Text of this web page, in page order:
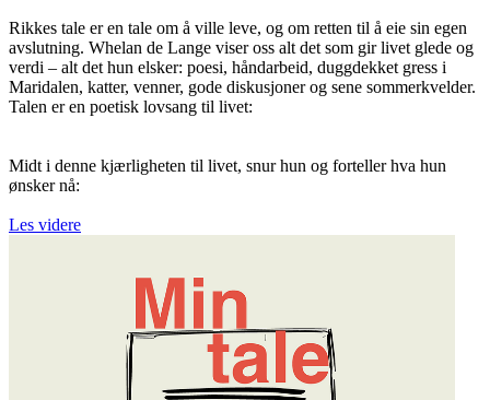
Rikkes tale er en tale om å ville leve, og om retten til å eie sin egen
avslutning. Whelan de Lange viser oss alt det som gir livet glede og
verdi – alt det hun elsker: poesi, håndarbeid, duggdekket gress i
Maridalen, katter, venner, gode diskusjoner og sene sommerkvelder.
Talen er en poetisk lovsang til livet:
Midt i denne kjærligheten til livet, snur hun og forteller hva hun
ønsker nå:
Les videre